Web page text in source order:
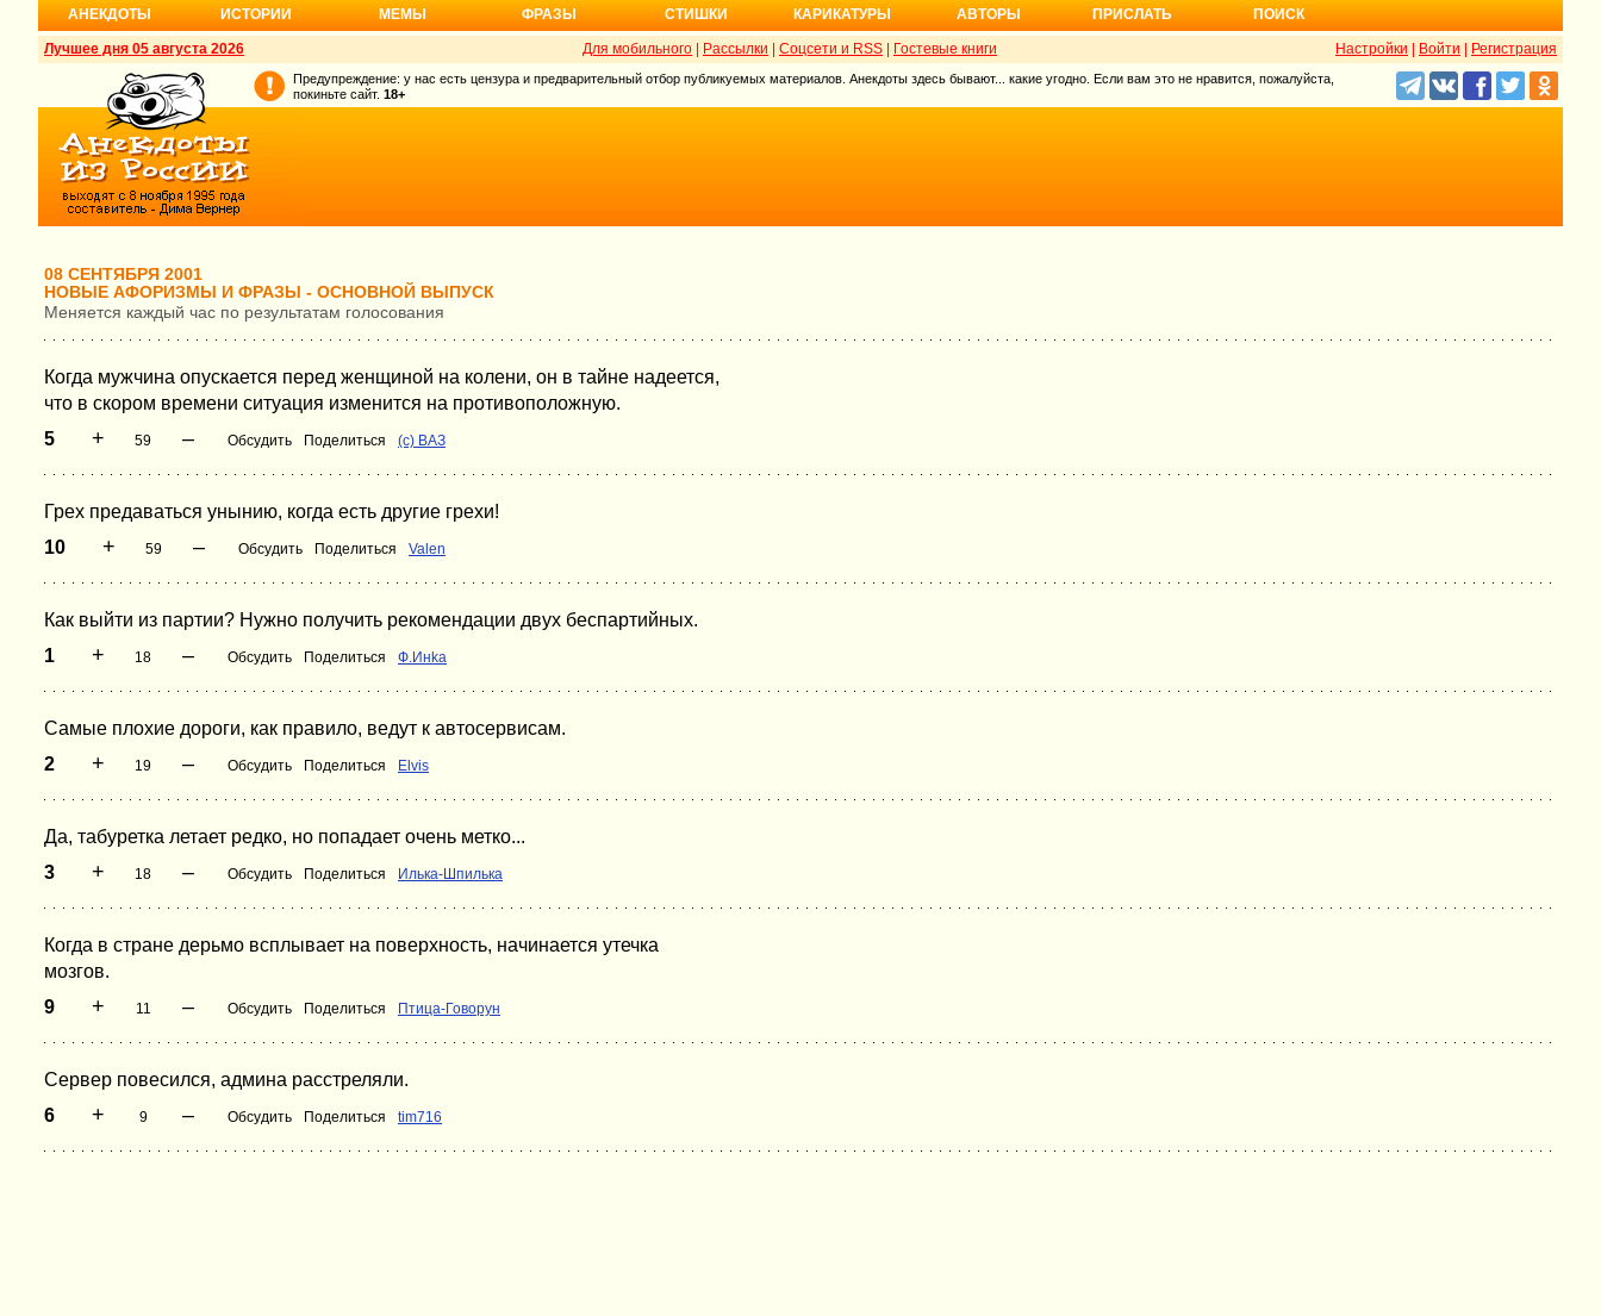
АНЕКДОТЫ ИСТОРИИ МЕМЫ ФРАЗЫ СТИШКИ КАРИКАТУРЫ АВТОРЫ ПРИСЛАТЬ ПОИСК
Лучшее дня 05 августа 2026 Настройки Войти Регистрация
Для мобильного Рассылки Соцсети и RSS Гостевые книги
Предупреждение: у нас есть цензура и предварительный отбор публикуемых материалов. Анекдоты здесь бывают... какие угодно. Если вам это не нравится, пожалуйста,
покиньте сайт. 18+
08 СЕНТЯБРЯ 2001
НОВЫЕ АФОРИЗМЫ И ФРАЗЫ - ОСНОВНОЙ ВЫПУСК
Меняется каждый час по результатам голосования
Когда мужчина опускается перед женщиной на колени, он в тайне надеется,
что в скором времени ситуация изменится на противоположную.
5
+ 59 – Обсудить Поделиться (с) ВАЗ
Грех предаваться унынию, когда есть другие грехи!
10
+ 59 – Обсудить Поделиться Valen
Как выйти из партии? Нужно получить рекомендации двух беспартийных.
1
+ 18 – Обсудить Поделиться Ф.Инka
Самые плохие дороги, как правило, ведут к автосервисам.
2
+ 19 – Обсудить Поделиться Elvis
Да, табуретка летает редко, но попадает очень метко...
3
+ 18 – Обсудить Поделиться Илька-Шпилька
Когда в стране дерьмо всплывает на поверхность, начинается утечка
мозгов.
9
+ 11 – Обсудить Поделиться Птица-Говорун
Сервер повесился, админа расстреляли.
6
+ 9 – Обсудить Поделиться tim716